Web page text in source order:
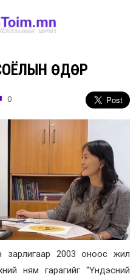
ӨДӨР
0
зарлигаар 2003 оноос жил
ням гарагийг “Үндэсний